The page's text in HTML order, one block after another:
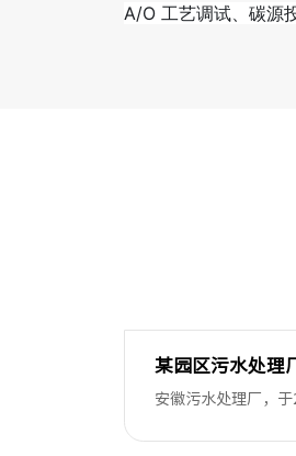
A/O 工艺调试、碳源
某园区污水处理
安徽污水处理厂，
业废水）5万吨。出